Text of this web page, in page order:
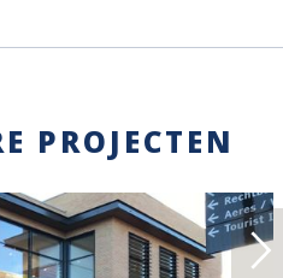
PROJECTEN